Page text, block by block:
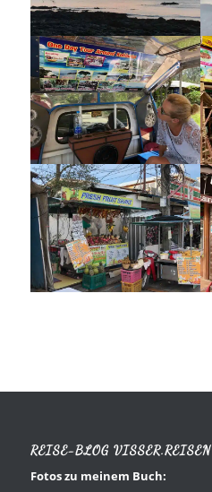
REISE-BLOG VISSER.REISEN
Fotos zu meinem Buch: